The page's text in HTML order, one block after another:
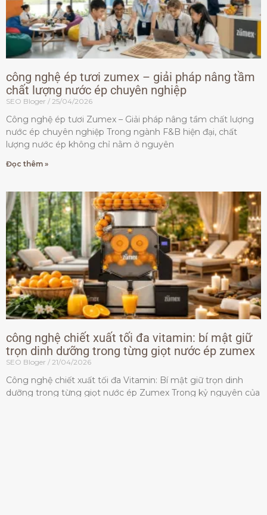
công nghệ ép tươi zumex – giải pháp nâng tầm
chất lượng nước ép chuyên nghiệp
SEO Bloger 25/04/2026
Công nghệ ép tươi Zumex – Giải pháp nâng tầm chất lượng
nước ép chuyên nghiệp Trong ngành F&B hiện đại, chất
lượng nước ép không chỉ nằm ở nguyên
Đọc thêm »
công nghệ chiết xuất tối đa vitamin: bí mật giữ
trọn dinh dưỡng trong từng giọt nước ép zumex
SEO Bloger 21/04/2026
Công nghệ chiết xuất tối đa Vitamin: Bí mật giữ trọn dinh
dưỡng trong từng giọt nước ép Zumex Trong kỷ nguyên của